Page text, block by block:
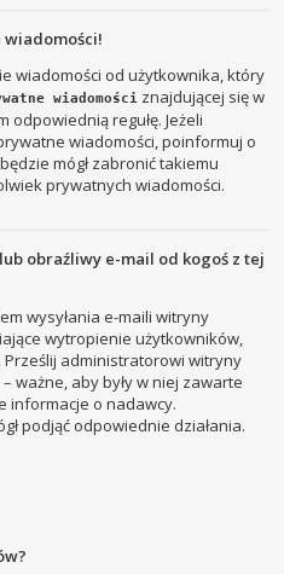
wiadomości od użytkownika, który
wiadomości znajdującej się w
regułę. Jeżeli
wiadomości, poinformuj o
mógł zabronić takiemu
prywatnych wiadomości.
obraźliwy e-mail od kogoś z tej
wysyłania e-maili witryny
wytropienie użytkowników,
Prześlij administratorowi witryny
ważne, aby były w niej zawarte
informacje o nadawcy.
podjąć odpowiednie działania.